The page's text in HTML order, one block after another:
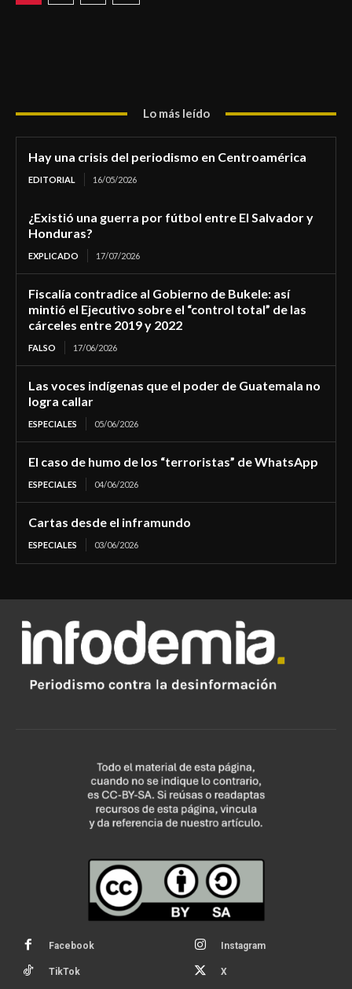
Lo más leído
Hay una crisis del periodismo en Centroamérica
EDITORIAL 16/05/2026
¿Existió una guerra por fútbol entre El Salvador y
Honduras?
EXPLICADO 17/07/2026
Fiscalía contradice al Gobierno de Bukele: así
mintió el Ejecutivo sobre el “control total” de las
cárceles entre 2019 y 2022
FALSO 17/06/2026
Las voces indígenas que el poder de Guatemala no
logra callar
ESPECIALES 05/06/2026
El caso de humo de los “terroristas” de WhatsApp
ESPECIALES 04/06/2026
Cartas desde el inframundo
ESPECIALES 03/06/2026
Facebook Instagram
TikTok X